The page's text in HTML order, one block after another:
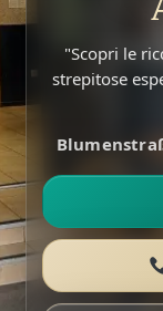
"Scopri le
strepitose